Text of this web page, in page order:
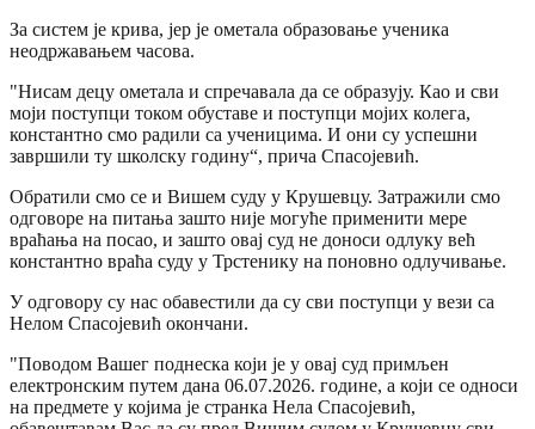
За систем је крива, јер је ометала образовање ученика
неодржавањем часова.
"Нисам децу ометала и спречавала да се образују. Као и сви
моји поступци током обуставе и поступци мојих колега,
константно смо радили са ученицима. И они су успешни
завршили ту школску годину“, прича Спасојевић.
Обратили смо се и Вишем суду у Крушевцу. Затражили смо
одговоре на питања зашто није могуће применити мере
враћања на посао, и зашто овај суд не доноси одлуку већ
константно враћа суду у Трстенику на поновно одлучивање.
У одговору су нас обавестили да су сви поступци у вези са
Нелом Спасојевић окончани.
"Поводом Вашег поднеска који је у овај суд примљен
електронским путем дана 06.07.2026. године, а који се односи
на предмете у којима је странка Нела Спасојевић,